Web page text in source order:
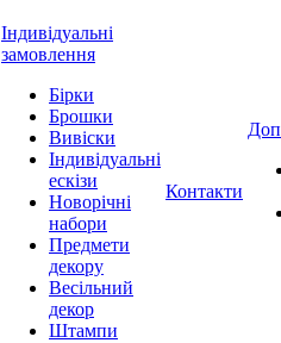
Індивідуальні
замовлення
Бірки
Брошки
Вивіски
Індивідуальні
ескізи
Новорічні
набори
Предмети
декору
Весільний
декор
Штампи
Контакти